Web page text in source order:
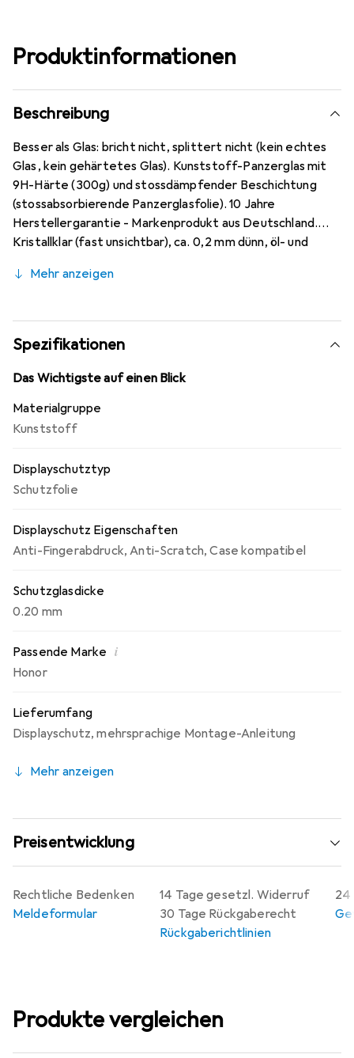
Produktinformationen
Beschreibung
Besser als Glas: bricht nicht, splittert nicht (kein echtes
Glas, kein gehärtetes Glas). Kunststoff-Panzerglas mit
9H-Härte (300g) und stossdämpfender Beschichtung
(stossabsorbierende Panzerglasfolie). 10 Jahre
Herstellergarantie - Markenprodukt aus Deutschland.
Kristallklar (fast unsichtbar), ca. 0,2 mm dünn, öl- und
perfekt auf die Honor GS Pro Smartwatch (48 mm),
werden (ohne Kleber).
Mehr anzeigen
Spezifikationen
Das Wichtigste auf einen Blick
Materialgruppe
Kunststoff
Displayschutztyp
Schutzfolie
Displayschutz Eigenschaften
Anti-Fingerabdruck,Anti-Scratch,Case kompatibel
Schutzglasdicke
0.20 mm
Passende Marke i
Honor
Lieferumfang
Displayschutz,mehrsprachige Montage-Anleitung
Mehr anzeigen
Preisentwicklung
14 Tage gesetzl. Widerruf
30 Tage Rückgaberecht
Rückgaberichtlinien
24
Rechtliche Bedenken
Meldeformular
Produkte vergleichen